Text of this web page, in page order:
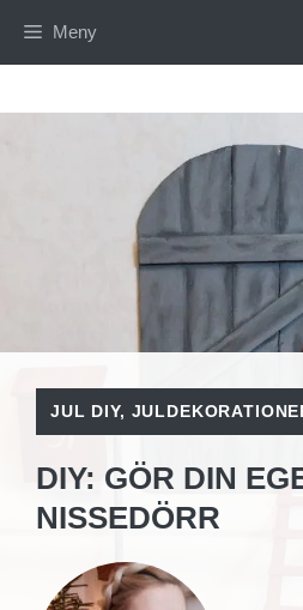
Meny
JUL DIY,
DIY: GÖR DIN
NISSEDÖRR